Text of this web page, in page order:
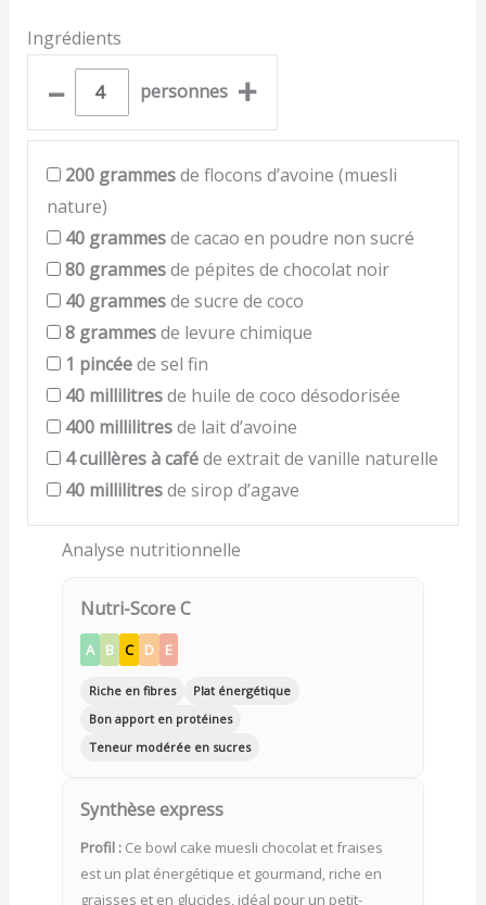
Ingrédients
– personnes +
200 grammesde flocons d’avoine (muesli
nature)
40 grammesde cacao en poudre non sucré
80 grammesde pépites de chocolat noir
40 grammesde sucre de coco
8 grammesde levure chimique
1 pincéede sel fin
40 millilitresde huile de coco désodorisée
400 millilitresde lait d’avoine
4cuillères à caféde extrait de vanille naturelle
40 millilitresde sirop d’agave
Analyse nutritionnelle
Nutri-Score C
A B C D E
Riche en fibres
Plat énergétique
Bon apport en protéines
Teneur modérée en sucres
Synthèse express
Profil :Ce bowl cake muesli chocolat et fraises
est un plat énergétique et gourmand, riche en
graisses et en glucides, idéal pour un petit-